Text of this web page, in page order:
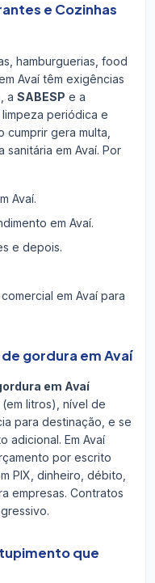
e Cozinhas
hamburguerias, food
Avaí têm exigências
, a SABESP e a
periódica e
gera multa,
em Avaí. Por
Avaí.
em Avaí.
e depois.
em Avaí para
gordura em Avaí
em Avaí
litros), nível de
para destinação, e se
adicional. Em Avaí
por escrito
PIX, dinheiro, débito,
empresas. Contratos
que